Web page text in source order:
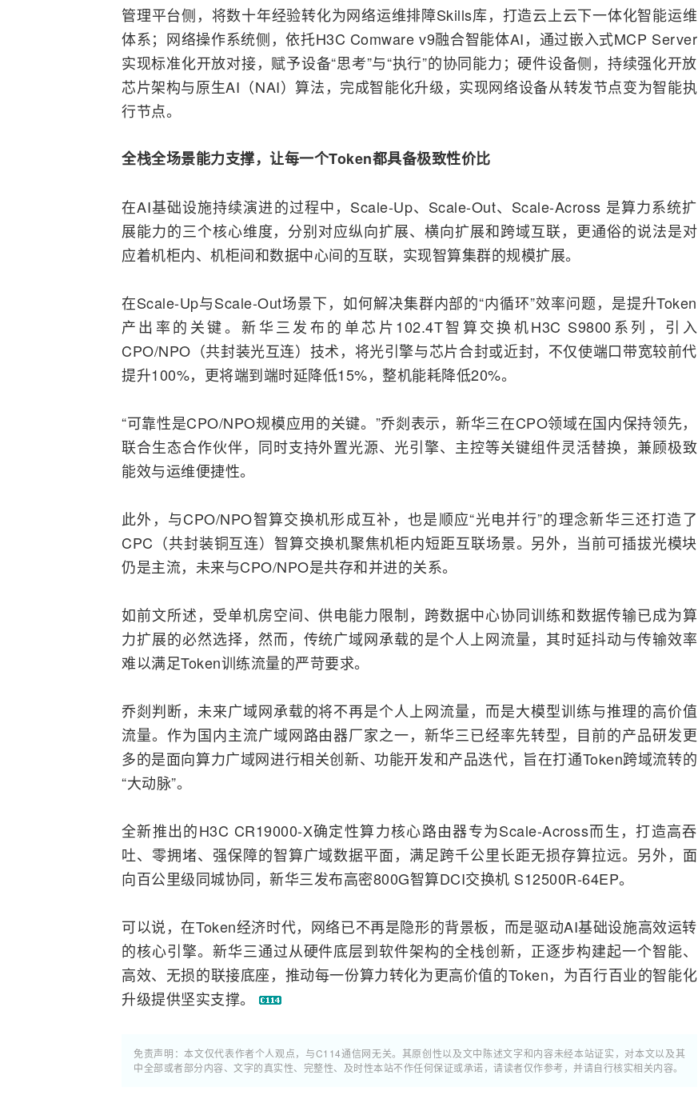
管理平台侧，将数十年经验转化为网络运维排障Skills库，打造云上云下一体化智能运维
体系；网络操作系统侧，依托H3C Comware v9融合智能体AI，通过嵌入式MCP Server
实现标准化开放对接，赋予设备“思考”与“执行”的协同能力；硬件设备侧，持续强化开放
芯片架构与原生AI（NAI）算法，完成智能化升级，实现网络设备从转发节点变为智能执
行节点。
全栈全场景能力支撑， 让每一个Token都具备极致性价比
在AI基础设施持续演进的过程中，‌Scale-Up、Scale-Out、Scale-Across‌ 是算力系统扩
展能力的三个核心维度，分别对应纵向扩展、横向扩展和跨域互联‌，更通俗的说法是对
应着机柜内、机柜间和数据中心间的互联，实现智算集群的规模扩展。
在Scale-Up与Scale-Out场景下，如何解决集群内部的“内循环”效率问题，是提升Token
产出率的关键。新华三发布的 单芯片102.4T智算交换机H3C S9800系列，引入
CPO/NPO（共封装光互连）技术，将光引擎与芯片合封或近封，不仅使端口带宽较前代
提升100%，更将端到端时延降低15%，整机能耗降低20%。
“可靠性是CPO/NPO规模应用的关键。”乔剡表示，新华三在CPO领域在国内保持领先，
联合生态合作伙伴，同时支持外置光源、光引擎、主控等关键组件灵活替换，兼顾极致
能效与运维便捷性。
此外，与CPO/NPO智算交换机形成互补，也是顺应“光电并行”的理念新华三还打造了
CPC（共封装铜互连）智算交换机聚焦机柜内短距互联场景。另外，当前可插拔光模块
仍是主流，未来与CPO/NPO是共存和并进的关系。
如前文所述，受单机房空间、供电能力限制，跨数据中心协同训练和数据传输已成为算
力扩展的必然选择，然而，传统广域网承载的是个人上网流量，其时延抖动与传输效率
难以满足Token训练流量的严苛要求。
乔剡判断，未来广域网承载的将不再是个人上网流量，而是大模型训练与推理的高价值
流量。作为国内主流广域网路由器厂家之一，新华三已经率先转型 ，目前的产品研发更
多的是面向算力广域网进行相关创新、功能开发和产品迭代，旨在打通Token跨域流转的
“大动脉”。
全新推出的H3C CR19000-X确定性算力核心路由器专为Scale-Across而生，打造高吞
吐、零拥堵、强保障的智算广域数据平面，满足跨千公里长距无损存算拉远。另外，面
向百公里级同城协同，新华三发布高密800G智算DCI交换机 S12500R-64EP。
可以说，在Token经济时代，网络已不再是隐形的背景板，而是驱动AI基础设施高效运转
的核心引擎。新华三通过从硬件底层到软件架构的全栈创新，正逐步构建起一个智能、
高效、无损的联接底座，推动每一份算力转化为更高价值的Token，为百行百业的智能化
升级提供坚实支撑。
免责声明：本文仅代表作者个人观点，与C114通信网无关。其原创性以及文中陈述文字和内容未经本站证实，对本文以及其
中全部或者部分内容、文字的真实性、完整性、及时性本站不作任何保证或承诺，请读者仅作参考，并请自行核实相关内容。